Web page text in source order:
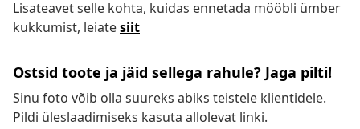
Lisateavet selle kohta, kuidas ennetada mööbli ümber
kukkumist, leiatesiit
Ostsid toote ja jäid sellega rahule? Jaga pilti!
Sinu foto võib olla suureks abiks teistele klientidele.
Pildi üleslaadimiseks kasuta allolevat linki.